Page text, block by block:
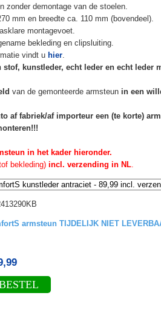
zonder demontage van de stoelen.
mm en breedte ca. 110 mm (bovendeel).
montagevoet.
bekleding en clipsluiting.
vindt u hier.
stof, kunstleder, echt leder en echt leder
van de gemonteerde armsteun in een
af fabriek/af importeur een (te korte)
in het kader hieronder.
bekleding)incl. verzending in NL.
armsteun TIJDELIJK NIET